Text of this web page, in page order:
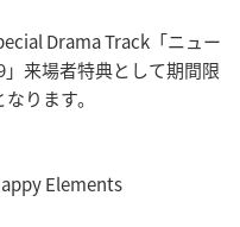
Drama Track「ニュー
来場者特典として期間限
ります。
Elements